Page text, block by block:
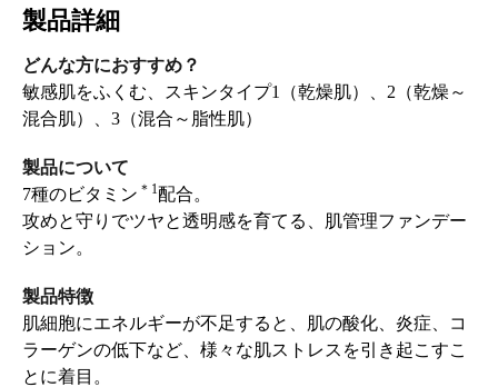
製品詳細
どんな方におすすめ？
敏感肌をふくむ、スキンタイプ1（乾燥肌）、2（乾燥～
混合肌）、3（混合～脂性肌）
製品について
7種のビタミン ＊1配合。
攻めと守りでツヤと透明感を育てる、肌管理ファンデー
ション。
製品特徴
肌細胞にエネルギーが不足すると、肌の酸化、炎症、コ
ラーゲンの低下など、様々な肌ストレスを引き起こすこ
とに着目。